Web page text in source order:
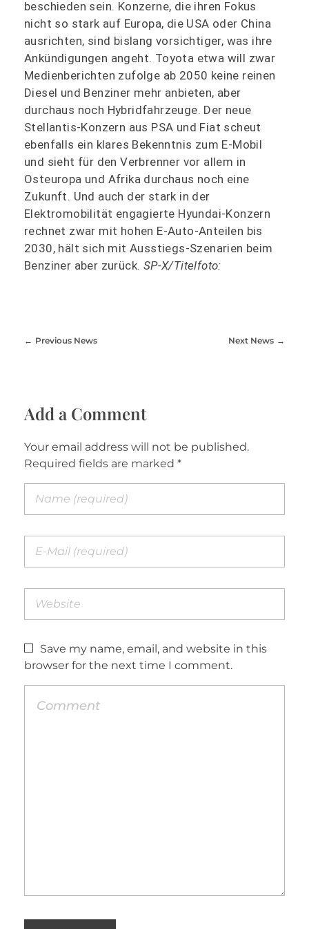
beschieden sein. Konzerne, die ihren Fokus
nicht so stark auf Europa, die USA oder China
ausrichten, sind bislang vorsichtiger, was ihre
Ankündigungen angeht. Toyota etwa will zwar
Medienberichten zufolge ab 2050 keine reinen
Diesel und Benziner mehr anbieten, aber
durchaus noch Hybridfahrzeuge. Der neue
Stellantis-Konzern aus PSA und Fiat scheut
ebenfalls ein klares Bekenntnis zum E-Mobil
und sieht für den Verbrenner vor allem in
Osteuropa und Afrika durchaus noch eine
Zukunft. Und auch der stark in der
Elektromobilität engagierte Hyundai-Konzern
rechnet zwar mit hohen E-Auto-Anteilen bis
2030, hält sich mit Ausstiegs-Szenarien beim
Benziner aber zurück. SP-X/Titelfoto:
Previous News Next News
Add a Comment
Your email address will not be published.
Required fields are marked *
Save my name, email, and website in this
browser for the next time I comment.